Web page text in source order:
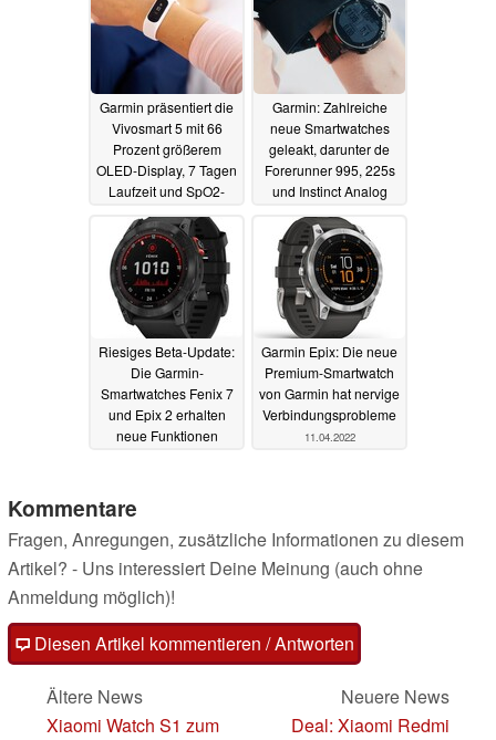
Garmin präsentiert die
Vivosmart 5 mit 66
Prozent größerem
OLED-Display, 7 Tagen
Laufzeit und SpO2-
Sensor20.04.2022
Garmin: Zahlreiche
neue Smartwatches
geleakt, darunter de
Forerunner 995, 225s
und Instinct Analog
16.04.2022
Riesiges Beta-Update:
Die Garmin-
Smartwatches Fenix 7
und Epix 2 erhalten
neue Funktionen
Garmin Epix: Die neue
Premium-Smartwatch
von Garmin hat nervige
Verbindungsprobleme
11.04.2022
Kommentare
Fragen, Anregungen, zusätzliche Informationen zu diesem
Artikel? - Uns interessiert Deine Meinung (auch ohne
Anmeldung möglich)!
Diesen Artikel kommentieren / Antworten
Ältere News
Xiaomi Watch S1 zum
Neuere News
Deal: Xiaomi Redmi